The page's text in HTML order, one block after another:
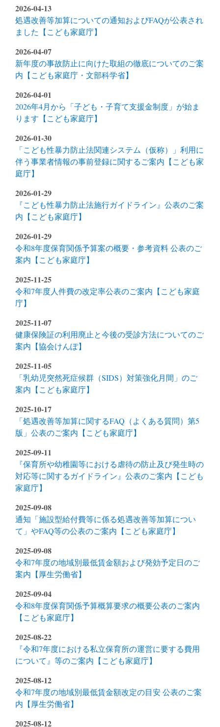
2026-04-13
処遇改善等加算についての通知およびFAQが公表され
ました【こども家庭庁】
2026-04-07
新年度の事故防止に向けた取組の徹底についてのご案
内【こども家庭庁・文部科学省】
2026-04-01
2026年4月から「子ども・子育て支援金制度」が始ま
ります【こども家庭庁】
2026-01-30
「こども性暴力防止法関連システム（仮称）」利用に
伴う事業者情報の事前登録に関するご案内【こども家
庭庁】
2026-01-29
『こども性暴力防止法施行ガイドライン』公表のご案
内【こども家庭庁】
2026-01-29
令和8年度保育関係予算案の概要・参考資料 公表のご
案内【こども家庭庁】
2025-11-25
令和7年度人件費の改定率公表のご案内【こども家庭
庁】
2025-11-07
健康保険証の利用廃止と今後の受診方法についてのご
案内【協会けんぽ】
2025-11-05
「乳幼児突然死症候群（SIDS）対策強化月間」のご
案内【こども家庭庁】
2025-10-17
「処遇改善等加算に関するFAQ（よくある質問）第5
版」公表のご案内【こども家庭庁】
2025-09-11
『保育所や幼稚園等における虐待の防止及び発生時の
対応等に関するガイドライン』公表のご案内【こども
家庭庁】
2025-09-08
通知「施設型給付費等に係る処遇改善等加算につい
て」やFAQ等の公表のご案内【こども家庭庁】
2025-09-08
令和7年度の地域別最低賃金額および発効予定日のご
案内【厚生労働省】
2025-09-04
令和8年度保育関係予算概算要求の概要公表のご案内
【こども家庭庁】
2025-08-22
『令和7年度における私立保育所の運営に要する費用
について』等のご案内【こども家庭庁】
2025-08-12
令和7年度の地域別最低賃金額改定の目安 公表のご案
内【厚生労働省】
2025-08-12